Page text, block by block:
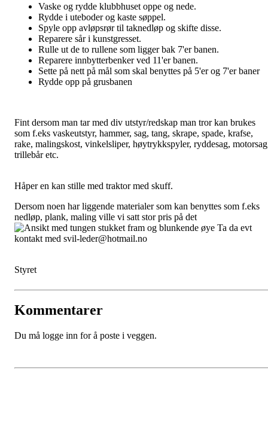
Vaske og rydde klubbhuset oppe og nede.
Rydde i uteboder og kaste søppel.
Spyle opp avløpsrør til taknedløp og skifte disse.
Reparere sår i kunstgresset.
Rulle ut de to rullene som ligger bak 7'er banen.
Reparere innbytterbenker ved 11'er banen.
Sette på nett på mål som skal benyttes på 5'er og 7'er baner
Rydde opp på grusbanen
Fint dersom man tar med div utstyr/redskap man tror kan brukes
som f.eks vaskeutstyr, hammer, sag, tang, skrape, spade, krafse,
rake, malingskost, vinkelsliper, høytrykkspyler, ryddesag,
trillebår etc.
Håper en kan stille med traktor med skuff.
Dersom noen har liggende materialer som kan benyttes som f.eks
nedløp, plank, maling ville vi satt stor pris på det
Ta da evt
kontakt med svil-leder@hotmail.no
Styret
Kommentarer
Du må logge inn for å poste i veggen.